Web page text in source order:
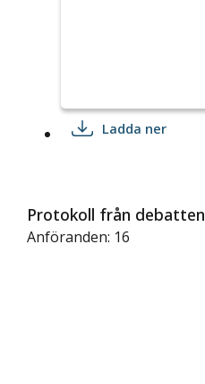
Ladda ner
Protokoll från debatten
Anföranden: 16